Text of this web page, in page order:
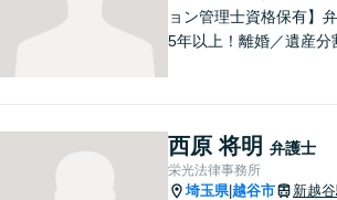
ョン管理士資格保有】
5年以上！離婚／遺産分
組みます。お困りごとは
軽にご相談ください！【
ラス歓迎】
西原 将明 弁護士
栄光法律事務所
埼玉県|越谷市 新越